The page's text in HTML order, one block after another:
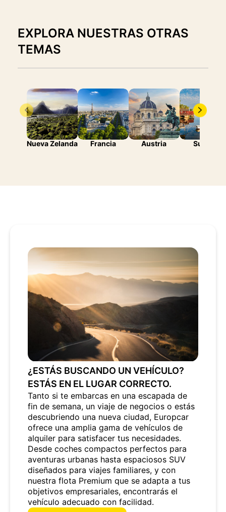
EXPLORA NUESTRAS OTRAS
TEMAS
Nueva Zelanda Francia Austria Suecia
¿ESTÁS BUSCANDO UN VEHÍCULO?
ESTÁS EN EL LUGAR CORRECTO.
Tanto si te embarcas en una escapada de
fin de semana, un viaje de negocios o estás
descubriendo una nueva ciudad, Europcar
ofrece una amplia gama de vehículos de
alquiler para satisfacer tus necesidades.
Desde coches compactos perfectos para
aventuras urbanas hasta espaciosos SUV
diseñados para viajes familiares, y con
nuestra flota Premium que se adapta a tus
objetivos empresariales, encontrarás el
vehículo adecuado con facilidad.